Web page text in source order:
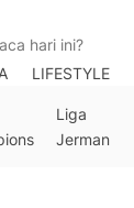
LIFESTYLE
Liga
Jerman